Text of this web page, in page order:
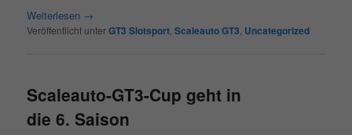
Weiterlesen →
Veröffentlicht unterGT3 Slotsport ,Scaleauto GT3 Uncategorized
Scaleauto-GT3-Cup geht in
die 6. Saison